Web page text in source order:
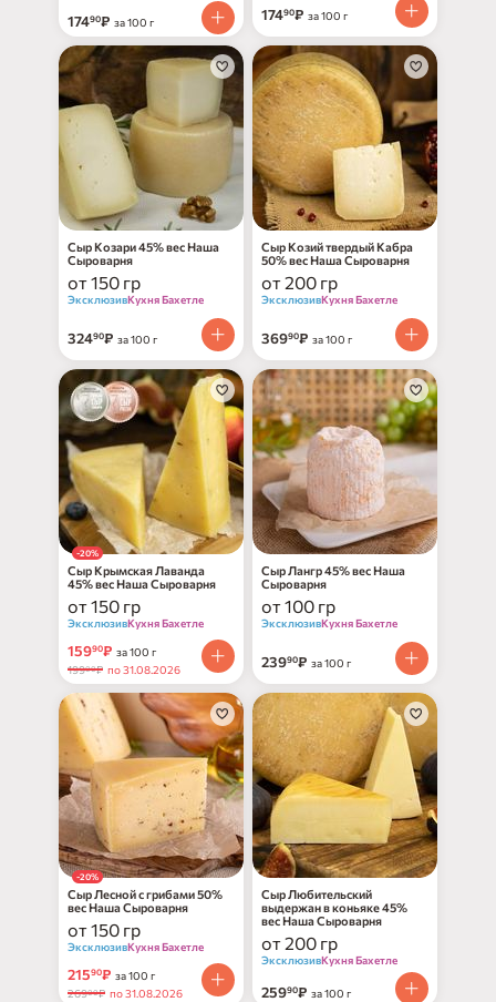
17490₽ за 100 г 17490₽ за 100 г
Сыр Козари 45% вес Наша
Сыроварня
от 150 гр
ЭксклюзивКухня Бахетле
32490₽ за 100 г
Сыр Козий твердый Кабра
50% вес Наша Сыроварня
от 200 гр
ЭксклюзивКухня Бахетле
36990₽ за 100 г
-20%
Сыр Крымская Лаванда
45% вес Наша Сыроварня
от 150 гр
ЭксклюзивКухня Бахетле
15990₽ за 100 г
19900₽ по 31.08.2026
Сыр Лангр 45% вес Наша
Сыроварня
от 100 гр
ЭксклюзивКухня Бахетле
23990₽ за 100 г
-20%
Сыр Лесной с грибами 50%
вес Наша Сыроварня
от 150 гр
ЭксклюзивКухня Бахетле
21590₽ за 100 г
26900₽ по 31.08.2026
Сыр Любительский
выдержан в коньяке 45%
вес Наша Сыроварня
от 200 гр
ЭксклюзивКухня Бахетле
25990₽ за 100 г